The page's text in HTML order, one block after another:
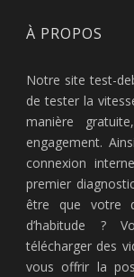
À PROPOS
Notre site test-
de tester la
manière
engagement.
connexion
premier
être que votre
d’habitude ?
télécharger des
vous offrir la